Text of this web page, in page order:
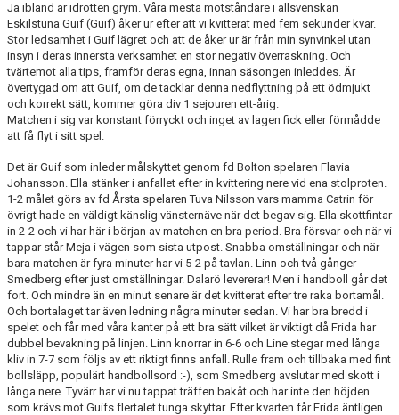
Ja ibland är idrotten grym. Våra mesta motståndare i allsvenskan
Eskilstuna Guif (Guif) åker ur efter att vi kvitterat med fem sekunder kvar.
Stor ledsamhet i Guif lägret och att de åker ur är från min synvinkel utan
insyn i deras innersta verksamhet en stor negativ överraskning. Och
tvärtemot alla tips, framför deras egna, innan säsongen inleddes. Är
övertygad om att Guif, om de tacklar denna nedflyttning på ett ödmjukt
och korrekt sätt, kommer göra div 1 sejouren ett-årig.
Matchen i sig var konstant förryckt och inget av lagen fick eller förmådde
att få flyt i sitt spel.
Det är Guif som inleder målskyttet genom fd Bolton spelaren Flavia
Johansson. Ella stänker i anfallet efter in kvittering nere vid ena stolproten.
1-2 målet görs av fd Årsta spelaren Tuva Nilsson vars mamma Catrin för
övrigt hade en väldigt känslig vänsternäve när det begav sig. Ella skottfintar
in 2-2 och vi har här i början av matchen en bra period. Bra försvar och när vi
tappar står Meja i vägen som sista utpost. Snabba omställningar och när
bara matchen är fyra minuter har vi 5-2 på tavlan. Linn och två gånger
Smedberg efter just omställningar. Dalarö levererar! Men i handboll går det
fort. Och mindre än en minut senare är det kvitterat efter tre raka bortamål.
Och bortalaget tar även ledning några minuter sedan. Vi har bra bredd i
spelet och får med våra kanter på ett bra sätt vilket är viktigt då Frida har
dubbel bevakning på linjen. Linn knorrar in 6-6 och Line stegar med långa
kliv in 7-7 som följs av ett riktigt finns anfall. Rulle fram och tillbaka med fint
bollsläpp, populärt handbollsord :-), som Smedberg avslutar med skott i
långa nere. Tyvärr har vi nu tappat träffen bakåt och har inte den höjden
som krävs mot Guifs flertalet tunga skyttar. Efter kvarten får Frida äntligen